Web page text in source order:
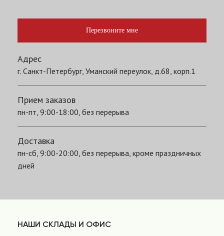
Перезвоните мне
Адрес
г. Санкт-Петербург, Уманский переулок, д.68, корп.1
Прием заказов
пн-пт, 9:00-18:00, без перерыва
Доставка
пн-сб, 9:00-20:00, без перерыва, кроме праздничных
дней
НАШИ СКЛАДЫ И ОФИС